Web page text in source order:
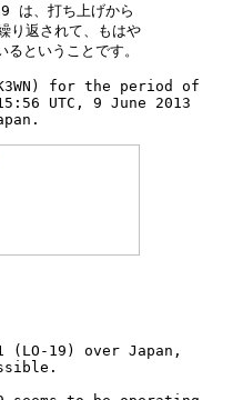
は、打ち上げから
り返されて、もはや
ということです。
for the period of
UTC, 9 June 2013
(LO-19) over Japan,